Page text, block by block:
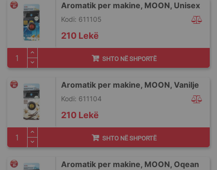
Aromatik per makine, MOON, Unisex
210 Lekë
Kodi: 611105
SHTO NË SHPORTË
Aromatik per makine, MOON, Vanilje
210 Lekë
Kodi: 611104
SHTO NË SHPORTË
Aromatik per makine, MOON, Oqean